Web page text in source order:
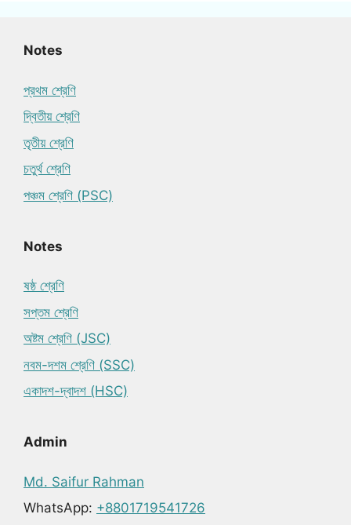
Notes
প্রথম শ্রেণি
দ্বিতীয় শ্রেণি
তৃতীয় শ্রেণি
চতুর্থ শ্রেণি
পঞ্চম শ্রেণি (PSC)
Notes
ষষ্ঠ শ্রেণি
সপ্তম শ্রেণি
অষ্টম শ্রেণি (JSC)
নবম-দশম শ্রেণি (SSC)
একাদশ-দ্বাদশ (HSC)
Admin
Md. Saifur Rahman
WhatsApp: +8801719541726